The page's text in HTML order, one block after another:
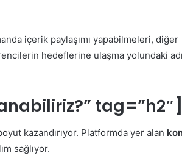
içerik paylaşımı yapabilmeleri, diğer
hedeflerine ulaşma yolundaki
tag=”h2″]
kazandırıyor. Platformda yer alan
sağlıyor.